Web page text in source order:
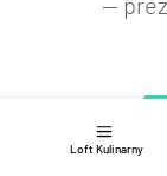
Loft Kulinarny